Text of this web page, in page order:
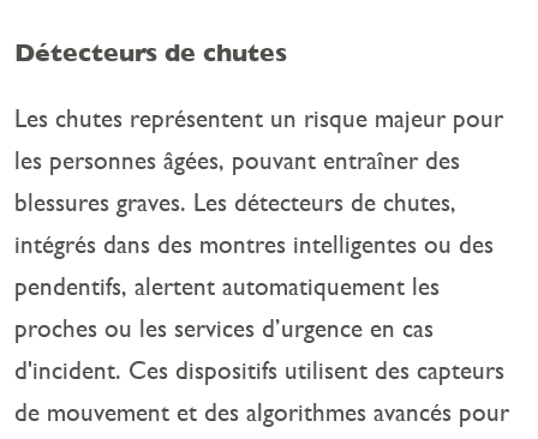
Détecteurs de chutes
Les chutes représentent un risque majeur pour
les personnes âgées, pouvant entraîner des
blessures graves. Les détecteurs de chutes,
intégrés dans des montres intelligentes ou des
pendentifs, alertent automatiquement les
proches ou les services d’urgence en cas
d'incident. Ces dispositifs utilisent des capteurs
de mouvement et des algorithmes avancés pour